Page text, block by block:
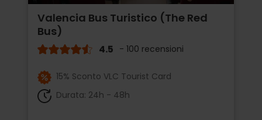
Valencia Bus Turistico (The Red
Bus)
4.5 - 100 recensioni
15% Sconto VLC Tourist Card
Durata: 24h - 48h